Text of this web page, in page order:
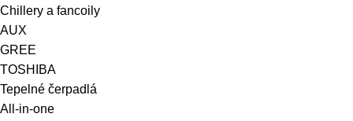
Chillery a fancoily
AUX
GREE
TOSHIBA
Tepelné čerpadlá
All-in-one